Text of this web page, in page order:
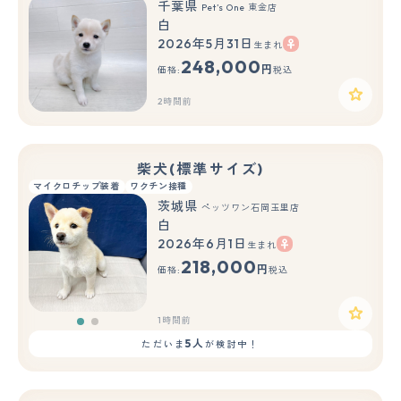
千葉県 Pet’s One 東金店
白
2026年5月31日 生まれ
価格: 248,000 円 税込
2時間前
柴犬(標準サイズ)
マイクロチップ装着 ワクチン接種
もっと見る
茨城県 ペッツワン石岡玉里店
白
2026年6月1日 生まれ
価格: 218,000 円 税込
1時間前
ただいま 5人が検討中！